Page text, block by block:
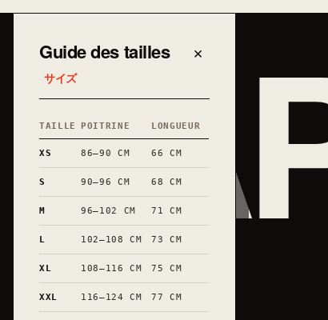
Guide des tailles
サイズ
×
TAILLE POITRINE LONGUEUR
XS 86–90 CM 66 CM
S 90–96 CM 68 CM
M 96–102 CM 71 CM
L 102–108 CM 73 CM
XL 108–116 CM 75 CM
XXL 116–124 CM 77 CM